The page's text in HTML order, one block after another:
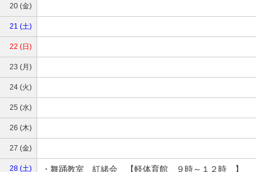
20 (金)
21 (土)
22 (日)
23 (月)
24 (火)
25 (水)
26 (木)
27 (金)
28 (土) ・舞踊教室 紅緒会 【軽体育館 ９時～１２時 】